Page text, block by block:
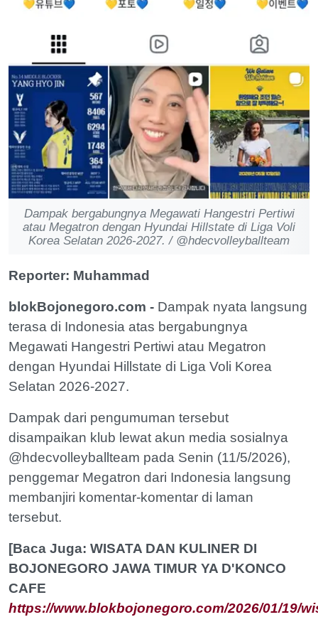
Dampak bergabungnya Megawati Hangestri Pertiwi
atau Megatron dengan Hyundai Hillstate di Liga Voli
Korea Selatan 2026-2027. / @hdecvolleyballteam
Reporter: Muhammad
blokBojonegoro.com - Dampak nyata langsung
terasa di Indonesia atas bergabungnya
Megawati Hangestri Pertiwi atau Megatron
dengan Hyundai Hillstate di Liga Voli Korea
Selatan 2026-2027.
Dampak dari pengumuman tersebut
disampaikan klub lewat akun media sosialnya
@hdecvolleyballteam pada Senin (11/5/2026),
penggemar Megatron dari Indonesia langsung
membanjiri komentar-komentar di laman
tersebut.
[Baca Juga: WISATA DAN KULINER DI
BOJONEGORO JAWA TIMUR YA D'KONCO
CAFE
https://www.blokbojonegoro.com/2026/01/19/